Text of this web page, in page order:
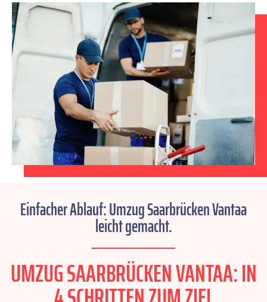
Einfacher Ablauf: Umzug Saarbrücken Vantaa
leicht gemacht.
UMZUG SAARBRÜCKEN VANTAA: IN